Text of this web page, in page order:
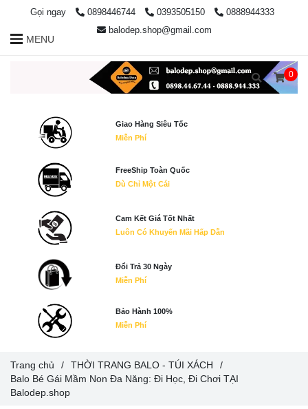
Trang chủ / THỜI TRANG BALO - TÚI XÁCH
/
Balo Bé Gái Mầm Non Đa Năng: Đi Học, Đi Chơi TẠI
Balodep.shop
Gọi ngay 0898446744 0393505150
0888944333
balodep.shop@gmail.com
MENU
0
Giao Hàng Siêu Tốc
Miễn Phí
FreeShip Toàn Quốc
Dù Chỉ Một Cái
Cam Kết Giá Tốt Nhất
Luôn Có Khuyến Mãi Hấp Dẫn
Đổi Trả 30 Ngày
Miễn Phí
Bảo Hành 100%
Miễn Phí